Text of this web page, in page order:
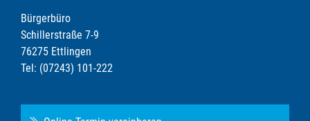
Bürgerbüro
Schillerstraße 7-9
76275 Ettlingen
Tel: (07243) 101-222